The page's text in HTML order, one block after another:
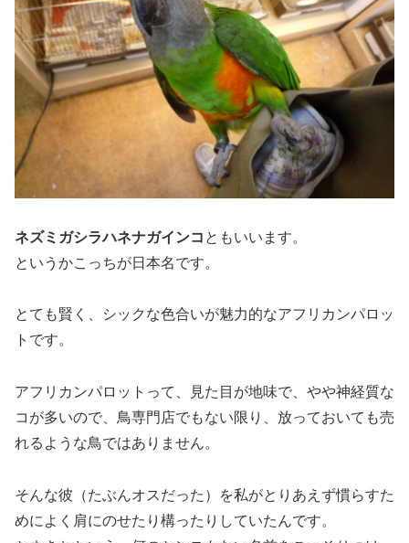
ネズミガシラハネナガインコ ともいいます。
というかこっちが日本名です。
とても賢く、シックな色合いが魅力的なアフリカンパロッ
トです。
アフリカンパロットって、見た目が地味で、やや神経質な
コが多いので、鳥専門店でもない限り、放っておいても売
れるような鳥ではありません。
そんな彼（たぶんオスだった）を私がとりあえず慣らすた
めによく肩にのせたり構ったりしていたんです。